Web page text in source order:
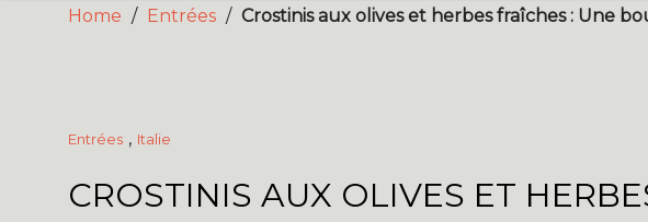
Home / Entrées / Crostinis aux olives et herbes fraîches : Une
Entrées , Italie
CROSTINIS AUX OLIVES ET